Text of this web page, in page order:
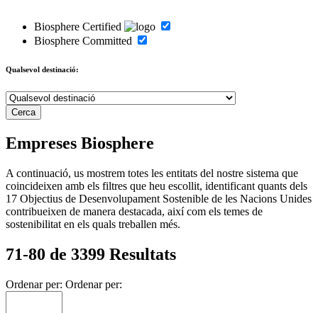
Biosphere Certified
Biosphere Committed
Qualsevol destinació:
Empreses Biosphere
A continuació, us mostrem totes les entitats del nostre sistema que
coincideixen amb els filtres que heu escollit, identificant quants dels
17 Objectius de Desenvolupament Sostenible de les Nacions Unides
contribueixen de manera destacada, així com els temes de
sostenibilitat en els quals treballen més.
71-80 de 3399 Resultats
Ordenar per: Ordenar per: